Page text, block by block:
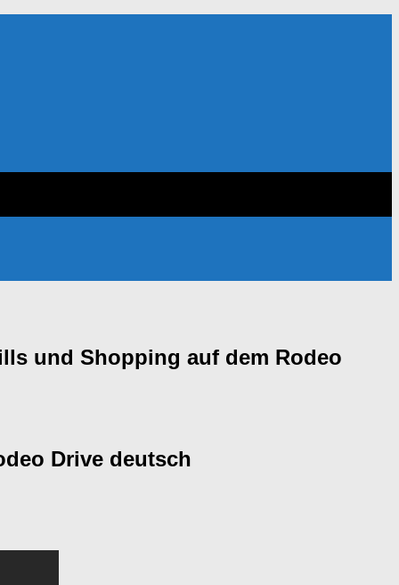
und Shopping auf dem Rodeo
Drive deutsch